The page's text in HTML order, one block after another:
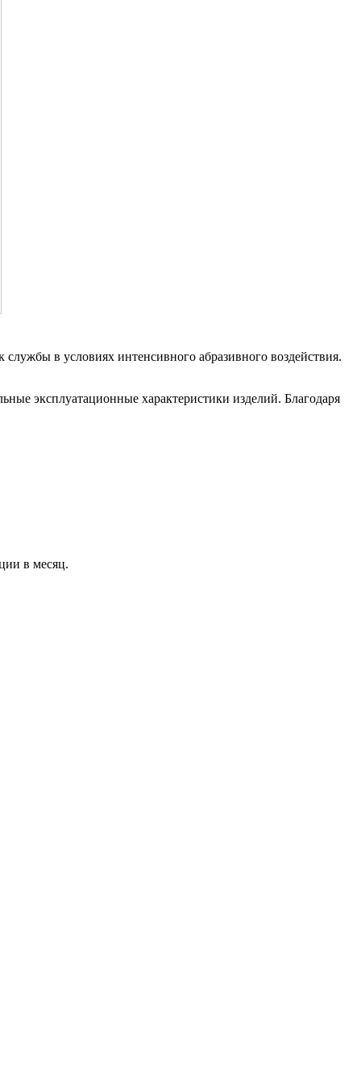
в условиях интенсивного абразивного воздействия.
эксплуатационные характеристики изделий. Благодаря
в месяц.